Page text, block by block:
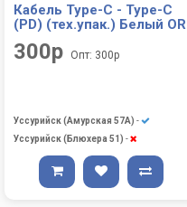
Кабель Type-C - Type-C
(PD) (тех.упак.) Белый OR
300р Опт: 300р
Уссурийск (Амурская 57А) -
Уссурийск (Блюхера 51) -